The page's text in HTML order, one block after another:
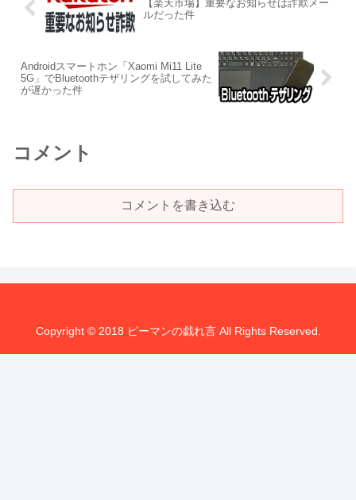
【楽天市場】重要なお知らせは詐欺メー
ルだった件
Androidスマートホン「Xaomi Mi11 Lite
5G」でBluetoothテザリングを試してみた
が遅かった件
コメント
コメントを書き込む
Copyright © 2018 ピーマンの戯れ言 All Rights Reserved.